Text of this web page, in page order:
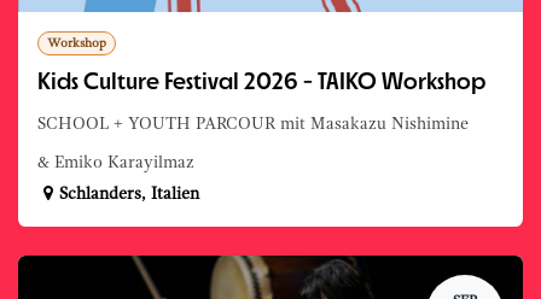
Workshop
Kids Culture Festival 2026 - TAIKO Workshop
SCHOOL + YOUTH PARCOUR mit Masakazu Nishimine
& Emiko Karayilmaz
Schlanders, Italien